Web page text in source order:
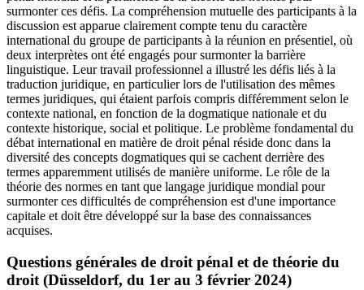
surmonter ces défis. La compréhension mutuelle des participants à la
discussion est apparue clairement compte tenu du caractère
international du groupe de participants à la réunion en présentiel, où
deux interprètes ont été engagés pour surmonter la barrière
linguistique. Leur travail professionnel a illustré les défis liés à la
traduction juridique, en particulier lors de l'utilisation des mêmes
termes juridiques, qui étaient parfois compris différemment selon le
contexte national, en fonction de la dogmatique nationale et du
contexte historique, social et politique. Le problème fondamental du
débat international en matière de droit pénal réside donc dans la
diversité des concepts dogmatiques qui se cachent derrière des
termes apparemment utilisés de manière uniforme. Le rôle de la
théorie des normes en tant que langage juridique mondial pour
surmonter ces difficultés de compréhension est d'une importance
capitale et doit être développé sur la base des connaissances
acquises.
Questions générales de droit pénal et de théorie du
droit (Düsseldorf, du 1er au 3 février 2024)